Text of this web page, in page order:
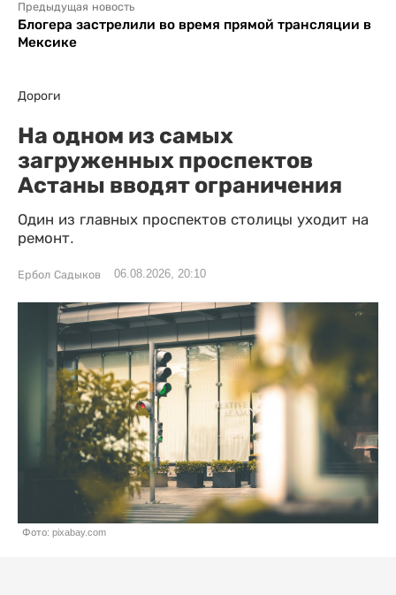
Предыдущая новость
Блогера застрелили во время прямой трансляции в
Мексике
Дороги
На одном из самых
загруженных проспектов
Астаны вводят ограничения
Один из главных проспектов столицы уходит на
ремонт.
Ербол Садыков 06.08.2026, 20:10
Фото: pixabay.com